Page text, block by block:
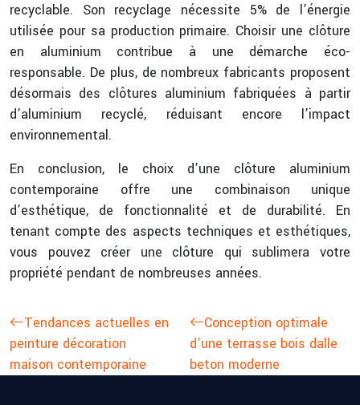
recyclable. Son recyclage nécessite 5% de l’énergie
utilisée pour sa production primaire. Choisir une clôture
en aluminium contribue à une démarche éco-
responsable. De plus, de nombreux fabricants proposent
désormais des clôtures aluminium fabriquées à partir
d’aluminium recyclé, réduisant encore l’impact
environnemental.
En conclusion, le choix d’une clôture aluminium
contemporaine offre une combinaison unique
d’esthétique, de fonctionnalité et de durabilité. En
tenant compte des aspects techniques et esthétiques,
vous pouvez créer une clôture qui sublimera votre
propriété pendant de nombreuses années.
Tendances actuelles en
peinture décoration
maison contemporaine
Conception optimale
d’une terrasse bois dalle
beton moderne